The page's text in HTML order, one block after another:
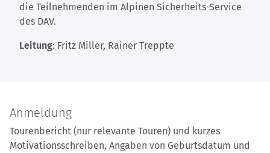
die Teilnehmenden im Alpinen Sicherheits-Service
des DAV.
Leitung: Fritz Miller, Rainer Treppte
Anmeldung
Tourenbericht (nur relevante Touren) und kurzes
Motivationsschreiben, Angaben von Geburtsdatum und